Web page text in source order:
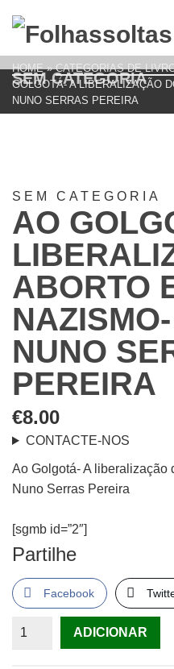
SEM CATEGORIA
HOME » CATEGORIAS DE
GOLGOTÁ- A LIBERALIZAÇÃO
NUNO SERRAS PEREIRA
SEM CATEGORIA
AO
ABORTO
NUNO
PEREIRA
€8.00
CONTACTE-NOS
Ao Golgotá- A liberalização
Nuno Serras Pereira
[sgmb id=”2″]
Partilhe
Facebook
QuantidadeADICIONAR